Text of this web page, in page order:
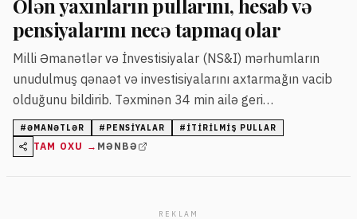
Ölən yaxınların pullarını, hesab və
pensiyalarını necə tapmaq olar
Milli Əmanətlər və İnvestisiyalar (NS&I) mərhumların
unudulmuş qənaət və investisiyalarını axtarmağın vacib
olduğunu bildirib. Təxminən 34 min ailə geri
qaytarılmamış pul vəsaitlərini əldə edə bilər.
#ƏMANƏTLƏR # PENSIYALAR # ITIRILMIŞ PULLAR
TAM OXU → MƏNBƏ
REKLAM